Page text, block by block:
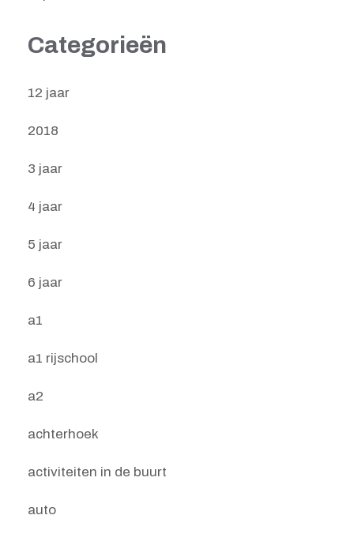
Categorieën
12 jaar
2018
3 jaar
4 jaar
5 jaar
6 jaar
a1
a1 rijschool
a2
achterhoek
activiteiten in de buurt
auto